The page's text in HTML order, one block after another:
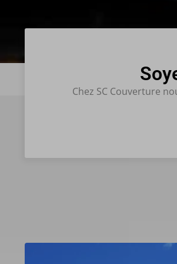
Chez SC Couverture